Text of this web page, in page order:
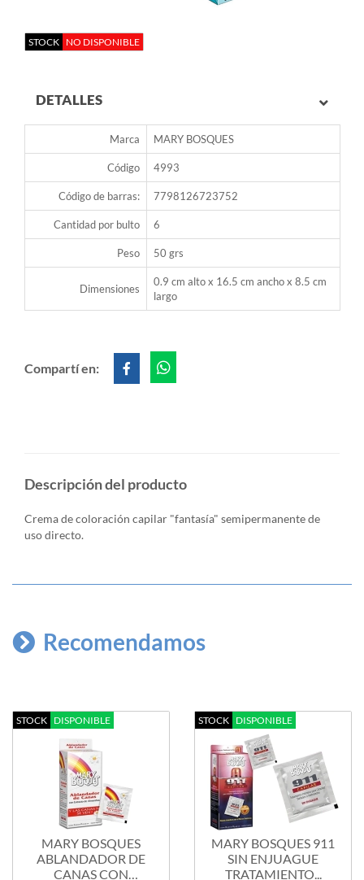
STOCK NO DISPONIBLE
DETALLES
Marca MARY BOSQUES
Código 4993
Código de barras: 7798126723752
Cantidad por bulto 6
Peso 50 grs
Dimensiones
0.9 cm alto x 16.5 cm ancho x 8.5 cm
largo
Compartí en:
Descripción del producto
Crema de coloración capilar "fantasía" semipermanente de
uso directo.
Recomendamos
STOCK DISPONIBLE
MARY BOSQUES
ABLANDADOR DE
CANAS CON
STOCK DISPONIBLE
MARY BOSQUES 911
SIN ENJUAGUE
TRATAMIENTO...